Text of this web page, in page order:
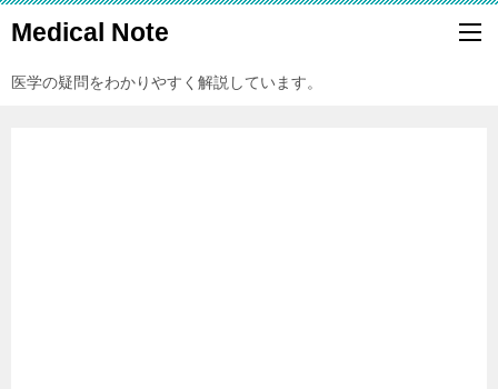
Medical Note
医学の疑問をわかりやすく解説しています。